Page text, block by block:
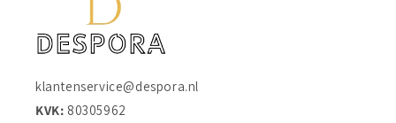
klantenservice@despora.nl
KVK: 80305962